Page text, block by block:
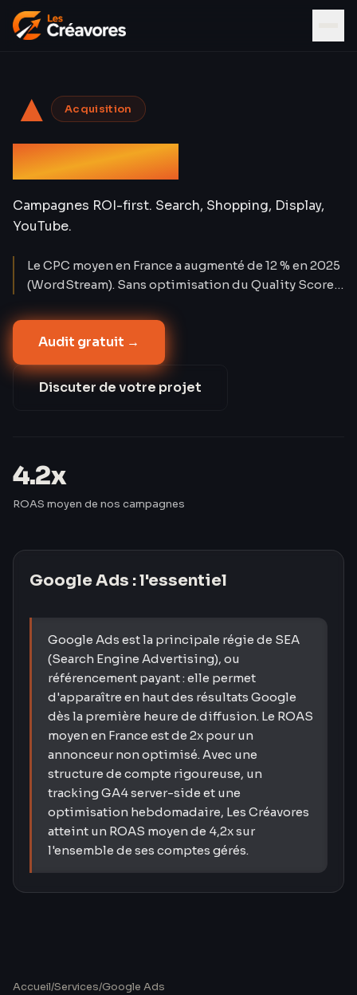
▲ Acquisition
Google Ads
Campagnes ROI-first. Search, Shopping, Display,
YouTube.
Le CPC moyen en France a augmenté de 12 % en 2025
(WordStream). Sans optimisation du Quality Score,
de son potentiel. Nos comptes affichent un Quality
Score moyen de 7,8/10 — soit un CPC réduit de 38 %
par rapport au marché.
Audit gratuit →
Discuter de votre projet
4.2x
ROAS moyen de nos campagnes
Google Ads : l'essentiel
Google Ads est la principale régie de SEA
(Search Engine Advertising), ou
référencement payant : elle permet
d'apparaître en haut des résultats Google
dès la première heure de diffusion. Le ROAS
moyen en France est de 2x pour un
annonceur non optimisé. Avec une
structure de compte rigoureuse, un
tracking GA4 server-side et une
optimisation hebdomadaire, Les Créavores
atteint un ROAS moyen de 4,2x sur
l'ensemble de ses comptes gérés.
Accueil/Services/Google Ads